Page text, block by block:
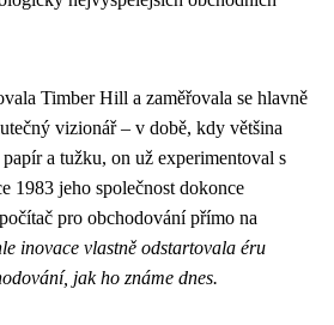
Timber Hill a zaměřovala se hlavně
vizionář – v době, kdy většina
a tužku, on už experimentoval s
1983 jeho společnost dokonce
pro obchodování přímo na
inovace vlastně odstartovala éru
jak ho známe dnes.